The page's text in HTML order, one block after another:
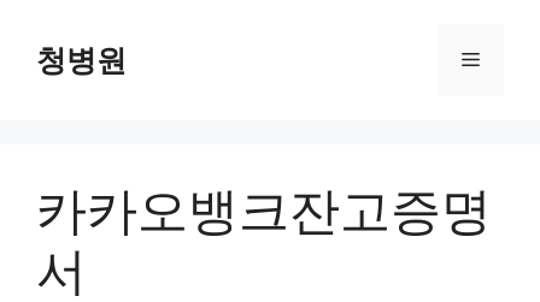
청병원 메
카카오뱅크잔고증명
서